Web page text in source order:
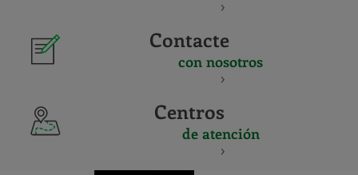
Contacte
con nosotros
Centros
de atención